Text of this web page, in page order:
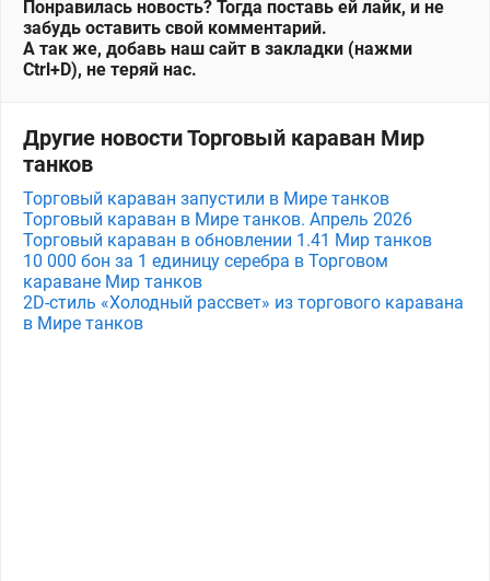
Понравилась новость? Тогда поставь ей лайк, и не
забудь оставить свой комментарий.
А так же, добавь наш сайт в закладки (нажми
Ctrl+D), не теряй нас.
Другие новости Торговый караван Мир
танков
Торговый караван запустили в Мире танков
Торговый караван в Мире танков. Апрель 2026
Торговый караван в обновлении 1.41 Мир танков
10 000 бон за 1 единицу серебра в Торговом
караване Мир танков
2D-стиль «Холодный рассвет» из торгового каравана
в Мире танков